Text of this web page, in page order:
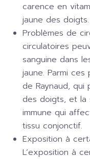
carence en
jaune des doigts.
Problèmes de
circulatoires
sanguine dans
jaune. Parmi
de Raynaud,
des doigts, et la
immune qui
tissu conjonctif.
Exposition à
L’exposition à